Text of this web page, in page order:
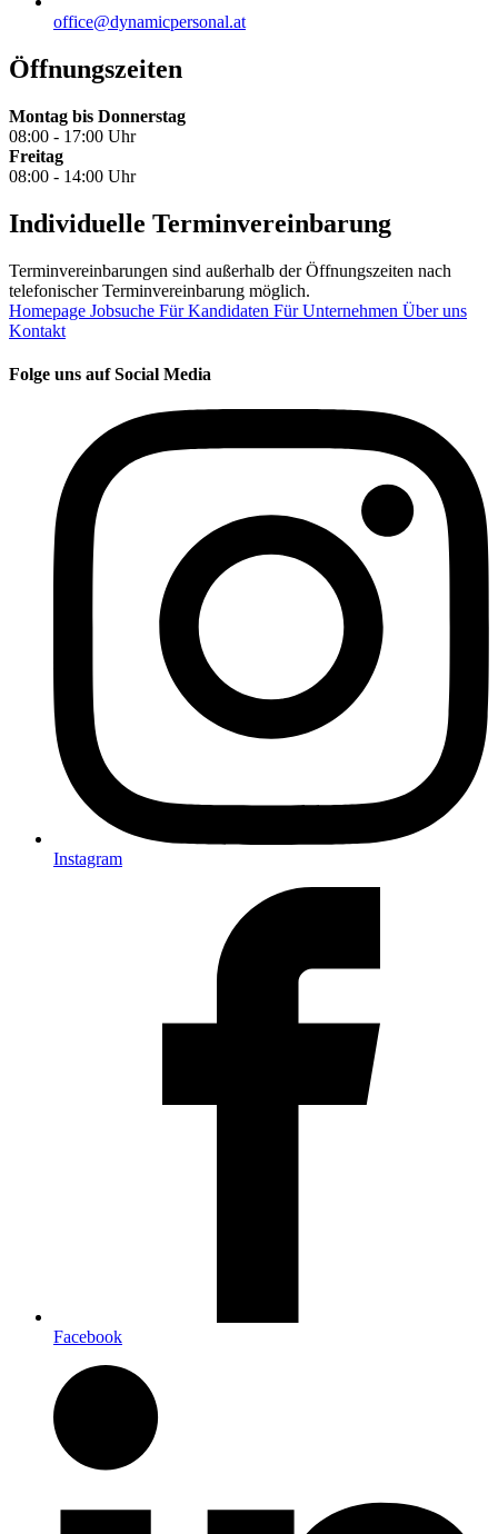
office@dynamicpersonal.at
Öffnungszeiten
Montag bis Donnerstag
08:00 - 17:00 Uhr
Freitag
08:00 - 14:00 Uhr
Individuelle Terminvereinbarung
Terminvereinbarungen sind außerhalb der Öffnungszeiten nach
telefonischer Terminvereinbarung möglich.
Homepage Jobsuche Für Kandidaten Für Unternehmen Über uns
Kontakt
Folge uns auf Social Media
Instagram
Facebook